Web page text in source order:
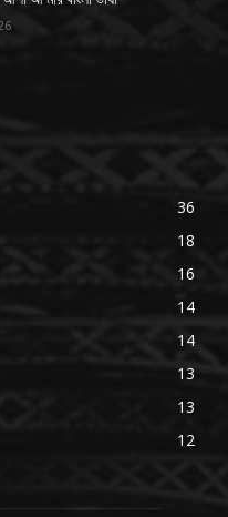
36
18
16
14
14
13
13
12